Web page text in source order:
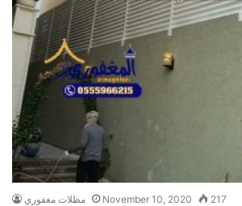
مظلات مغفوري November 10, 2020 217